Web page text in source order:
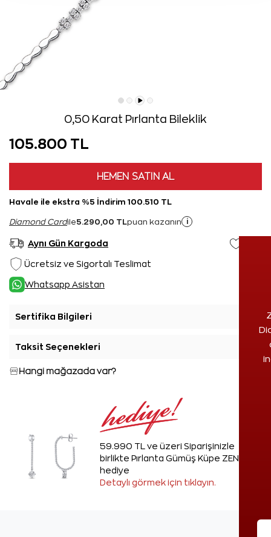
0,50 Karat Pırlanta Bileklik
105.800 TL
HEMEN SATIN AL
Havale ile ekstra %5 İndirim 100.510 TL
Diamond Cardile5.290,00 TL puan kazanın i
Aynı Gün Kargoda
Ücretsiz ve Sigortalı Teslimat
Whatsapp Asistan
Sertifika Bilgileri
Taksit Seçenekleri
Hangi mağazada var?
59.990 TL ve üzeri Siparişinizle
birlikte Pırlanta Gümüş Küpe ZEN'den
hediye
Detaylı görmek için tıklayın.